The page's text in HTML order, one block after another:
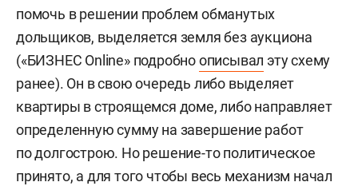
помочь в решении проблем обманутых
дольщиков, выделяется земля без аукциона
(«БИЗНЕС Online» подробноописывал эту схему
ранее). Он в свою очередь либо выделяет
квартиры в строящемся доме, либо направляет
определенную сумму на завершение работ
по долгострою. Но решение-то политическое
принято, а для того чтобы весь механизм начал